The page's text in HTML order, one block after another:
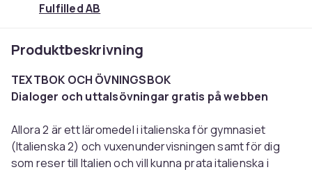
Fulfilled AB
Produktbeskrivning
TEXTBOK OCH ÖVNINGSBOK
Dialoger och uttalsövningar gratis på webben
Allora 2 är ett läromedel i italienska för gymnasiet
(Italienska 2) och vuxenundervisningen samt för dig
som reser till Italien och vill kunna prata italienska i